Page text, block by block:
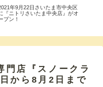
沼区東大宮の魚屋さん『活きの
政 』で『天然ブリ』『ホタテひ
』『アジ刺し』『メバチマグ
門店『スノークラ
から8月2日まで